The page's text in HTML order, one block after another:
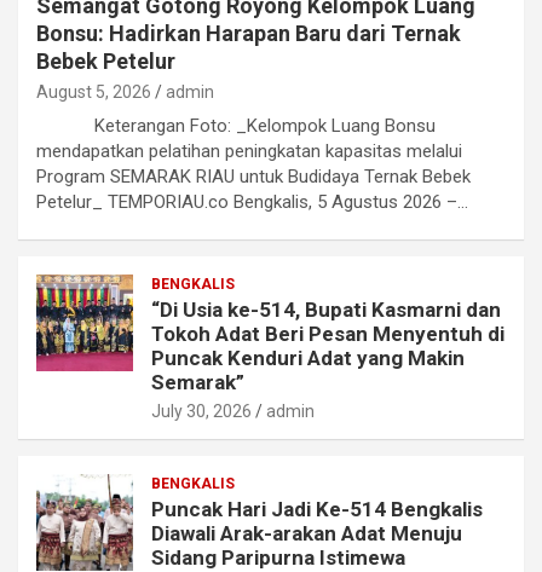
Semangat Gotong Royong Kelompok Luang
Bonsu: Hadirkan Harapan Baru dari Ternak
Bebek Petelur
August 5, 2026 admin
Keterangan Foto: _Kelompok Luang Bonsu
mendapatkan pelatihan peningkatan kapasitas melalui
Program SEMARAK RIAU untuk Budidaya Ternak Bebek
Petelur_ TEMPORIAU.co Bengkalis, 5 Agustus 2026 –…
BENGKALIS
“Di Usia ke-514, Bupati Kasmarni dan
Tokoh Adat Beri Pesan Menyentuh di
Puncak Kenduri Adat yang Makin
Semarak”
July 30, 2026 admin
BENGKALIS
Puncak Hari Jadi Ke-514 Bengkalis
Diawali Arak-arakan Adat Menuju
Sidang Paripurna Istimewa